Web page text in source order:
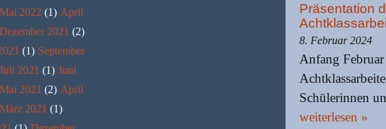
Präsentation
8. Februar 2024
Anfang
Schülerinnen
weiterlesen »
Mai 2022 (1) April
Dezember 2021 (2)
(1) September
Juli 2021 (1) Juni
Mai 2021 (2) April
März 2021 (1)